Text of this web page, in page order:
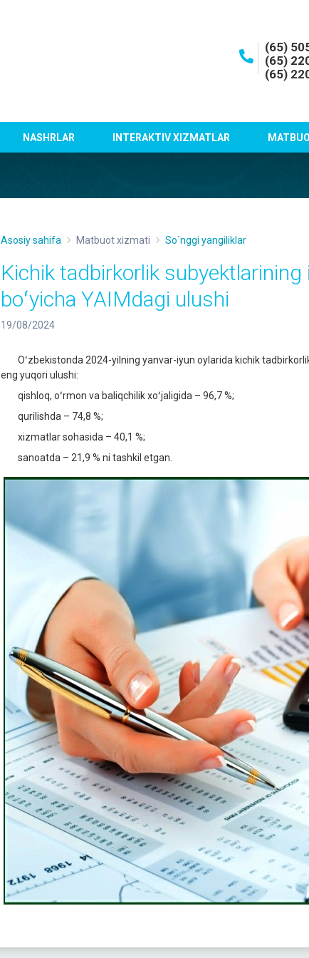
(65)
(65)
(65)
NASHRLAR INTERAKTIV XIZMATLAR
Asosiy sahifa Matbuot xizmati So`nggi yangiliklar
Kichik tadbirkorlik
boʻyicha YAIMdagi ulushi
19/08/2024
Oʻzbekistonda 2024-yilning yanvar-iyun oylarida kichik
eng yuqori ulushi:
qishloq, oʻrmon va baliqchilik xoʻjaligida – 96,7 %;
qurilishda – 74,8 %;
xizmatlar sohasida – 40,1 %;
sanoatda – 21,9 % ni tashkil etgan.